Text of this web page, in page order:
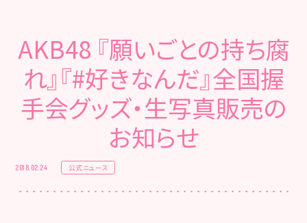
AKB48 『願いごとの持ち腐
れ』『#好きなんだ』全国握
手会グッズ・生写真販売の
お知らせ
2018.02.24 公式ニュース